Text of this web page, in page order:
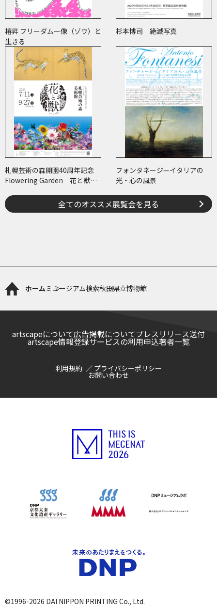
椿昇 フリーダムー像（ゾウ）と
生きる
杉本博司 絶滅写真
札幌芸術の森開園40周年記念
Flowering Garden 花と獣
フォンタネージ—イタリアの
光・心の風景
全てのオススメ展覧会を見る
ホームミュージアム検索秋田県立博物館
artscapeについて広告掲載についてプレスリリース送付
artscape情報登録サービスの利用申込著者一覧
利用規約 プライバシーポリシー
お問い合わせ
©1996-2026 DAI NIPPON PRINTING Co., Ltd.